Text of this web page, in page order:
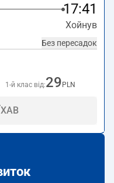
17:41
Хойнув
Без пересадок
1-й клас від:29 PLN